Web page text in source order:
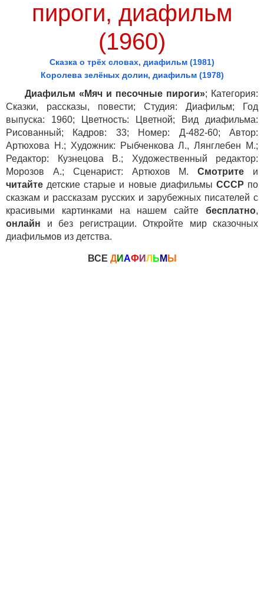
пироги, диафильм
(1960)
Сказка о трёх словах, диафильм (1981)
Королева зелёных долин, диафильм (1978)
Диафильм «Мяч и песочные пироги»; Категория:
Сказки, рассказы, повести; Студия: Диафильм; Год
выпуска: 1960; Цветность: Цветной; Вид диафильма:
Рисованный; Кадров: 33; Номер: Д-482-60; Автор:
Артюхова Н.; Художник: Рыбченкова Л., Лянглебен М.;
Редактор: Кузнецова В.; Художественный редактор:
Морозов А.; Сценарист: Артюхов М.Смотрите и
читайте детские старые и новые диафильмы СССР по
сказкам и рассказам русских и зарубежных писателей с
красивыми картинками на нашем сайте бесплатно,
онлайн и без регистрации. Откройте мир сказочных
диафильмов из детства.
ВСЕ ДИАФ ИЛ Ь М Ы